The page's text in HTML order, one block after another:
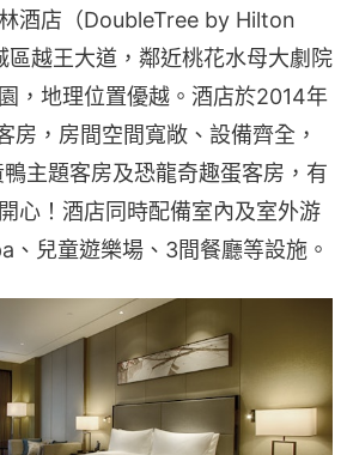
酒店（DoubleTree by Hilton
區越王大道，鄰近桃花水母大劇院
，地理位置優越。酒店於2014年
房，房間空間寬敞、設備齊全，
主題客房及恐龍奇趣蛋客房，有
心！酒店同時配備室內及室外游
、兒童遊樂場、3間餐廳等設施。